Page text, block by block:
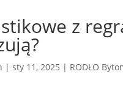
z
|sty 11, 2025 | RODŁO